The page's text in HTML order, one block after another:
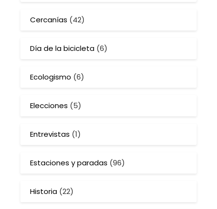
Cercanías (42)
Día de la bicicleta (6)
Ecologismo (6)
Elecciones (5)
Entrevistas (1)
Estaciones y paradas (96)
Historia (22)